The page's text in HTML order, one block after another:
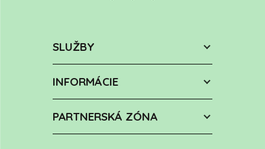
SLUŽBY
INFORMÁCIE
PARTNERSKÁ ZÓNA